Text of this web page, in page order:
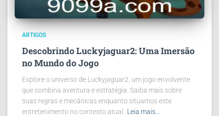
ARTIGOS
Descobrindo Luckyjaguar2: Uma Imersão
no Mundo do Jogo
Explore o universo de Luckyjaguar2, um jogo envolvente
que combina aventura e estratégia. Saiba mais sobre
suas regras e mecânicas enquanto situamos este
entretenimento no contexto atual.
Leia mais…